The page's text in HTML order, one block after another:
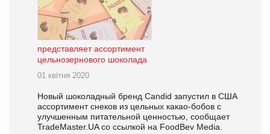
представляет ассортимент
цельнозернового шоколада
01 квітня 2020
Новый шоколадный бренд Candid запустил в США
ассортимент снеков из цельных какао-бобов с
улучшенным питательной ценностью, сообщает
TradeMaster.UA со ссылкой на FoodBev Media.